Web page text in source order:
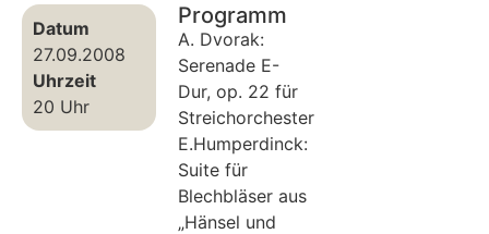
Datum
27.09.2008
Uhrzeit
20 Uhr
Programm
A. Dvorak:
Serenade E-
Dur, op. 22 für
Streichorchester
E.Humperdinck:
Suite für
Blechbläser aus
„Hänsel und